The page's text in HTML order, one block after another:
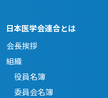
日本医学会連合とは
会長挨拶
組織
役員名簿
委員会名簿